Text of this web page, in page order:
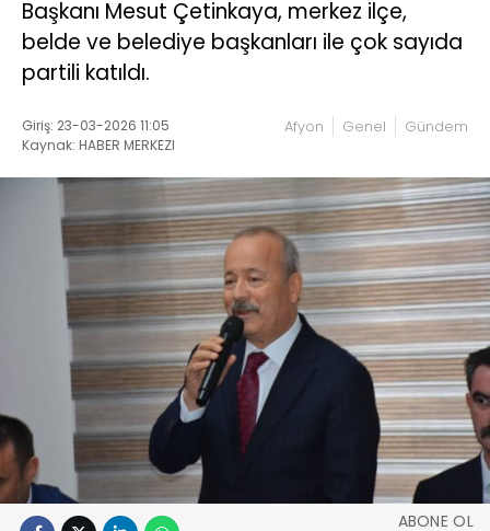
Başkanı Mesut Çetinkaya, merkez ilçe,
belde ve belediye başkanları ile çok sayıda
partili katıldı.
Giriş: 23-03-2026 11:05
Kaynak: HABER MERKEZI
Afyon Genel Gündem
ABONE OL